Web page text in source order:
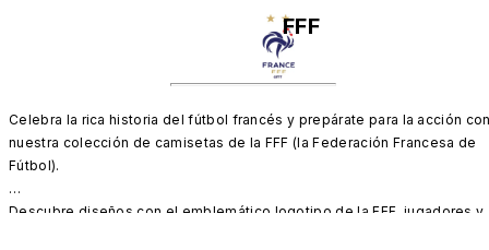
FFF
Celebra la rica historia del fútbol francés y prepárate para la acción
nuestra colección de camisetas de la FFF (la Federación Francesa de
Fútbol).
Descubre diseños con el emblemático logotipo de la FFF, jugadores y